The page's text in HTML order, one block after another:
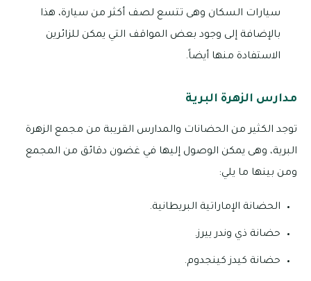
سيارات السكان وهى تتسع لصف أكثر من سيارة، هذا
بالإضافة إلى وجود بعض المواقف التي يمكن للزائرين
الاستفادة منها أيضاً.
مدارس الزهرة البرية
توجد الكثير من الحضانات والمدارس القريبة من مجمع الزهرة
البرية، وهى يمكن الوصول إليها في غضون دقائق من المجمع
ومن بينها ما يلي:
الحضانة الإماراتية البريطانية.
حضانة ذي وندر ييرز.
حضانة كيدز كينجدوم.